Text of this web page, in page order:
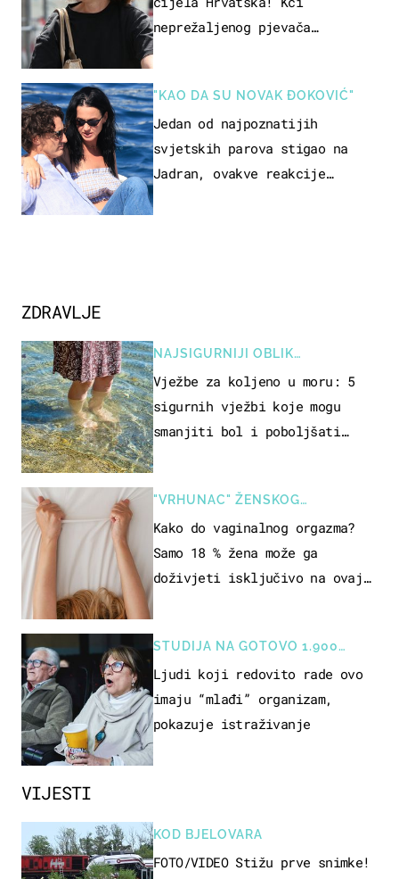
VIJESTI
KOD BJELOVARA
FOTO/VIDEO Stižu prve snimke!
neprežaljenog pjevača
"KAO DA SU NOVAK ĐOKOVIĆ"
Jedan od najpoznatijih
svjetskih parova stigao na
Jadran, ovakve reakcije
ZDRAVLJE
NAJSIGURNIJI OBLIK
REKREACIJE
Vježbe za koljeno u moru: 5
sigurnih vježbi koje mogu
smanjiti bol i poboljšati
"VRHUNAC" ŽENSKOG
SEKSUALNOG ISKUSTVA
Kako do vaginalnog orgazma?
Samo 18 % žena može ga
doživjeti isključivo na ovaj
STUDIJA NA GOTOVO 1.900
OSOBA
Ljudi koji redovito rade ovo
imaju “mlađi” organizam,
pokazuje istraživanje